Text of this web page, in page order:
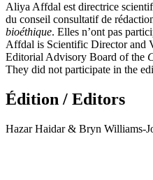
Aliya Affdal est directrice
du conseil consultatif de
bioéthique. Elles n’ont pas
Affdal is Scientific Director and
Editorial Advisory Board of the
They did not participate in the
Édition / Editors
Hazar Haidar & Bryn Williams-